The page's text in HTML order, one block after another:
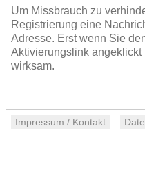
Um Missbrauch zu
Registrierung eine
Adresse. Erst wenn Sie
Aktivierungslink
wirksam.
Impressum / Kontakt